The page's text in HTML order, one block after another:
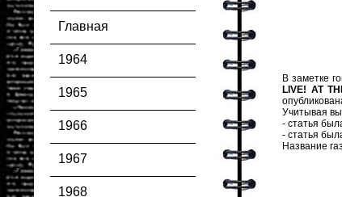
Главная
1964
1965
1966
1967
1968
В заметке
LIVE! AT
Учитывая
- статья
- статья
Название